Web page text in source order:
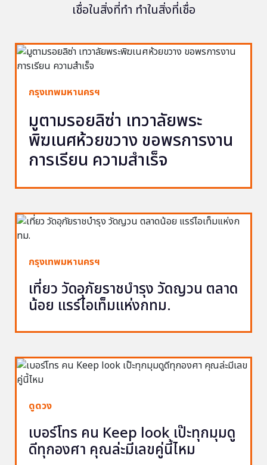
เชื่อในสิ่งที่ทำ ทำในสิ่งที่เชื่อ
กรุงเทพมหานครฯ
มูตามรอยลิซ่า เทวาลัยพระ
พิฆเนศห้วยขวาง ขอพรการงาน
การเรียน ความสำเร็จ
กรุงเทพมหานครฯ
เที่ยว วัดอุภัยราชบำรุง วัดญวน ตลาด
น้อย แรร์ไอเท็มแห่งกทม.
ดูดวง
เบอร์โทร คน Keep look เป๊ะทุกมุมดู
ดีทุกองศา คุณล่ะมีเลขคู่นี้ไหม